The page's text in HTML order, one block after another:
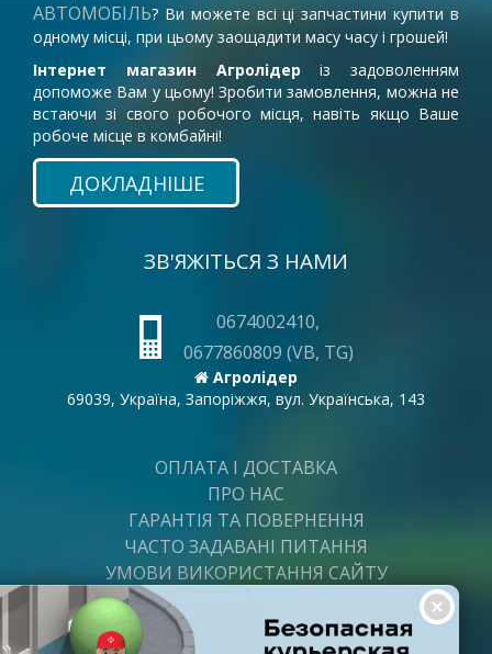
АВТОМОБІЛЬ? Ви можете всі ці запчастини купити в
одному місці, при цьому заощадити масу часу і грошей!
Інтернет магазин Агролідер із задоволенням
допоможе Вам у цьому! Зробити замовлення, можна не
встаючи зі свого робочого місця, навіть якщо Ваше
робоче місце в комбайні!
ДОКЛАДНІШЕ
ЗВ'ЯЖІТЬСЯ З НАМИ
0674002410,
0677860809 (VB, TG)
Агролідер
69039, Україна, Запоріжжя, вул. Українська, 143
ОПЛАТА І ДОСТАВКА
ПРО НАС
ГАРАНТІЯ ТА ПОВЕРНЕННЯ
ЧАСТО ЗАДАВАНІ ПИТАННЯ
УМОВИ ВИКОРИСТАННЯ САЙТУ
ПОСТАЧАЛЬНИКАМ